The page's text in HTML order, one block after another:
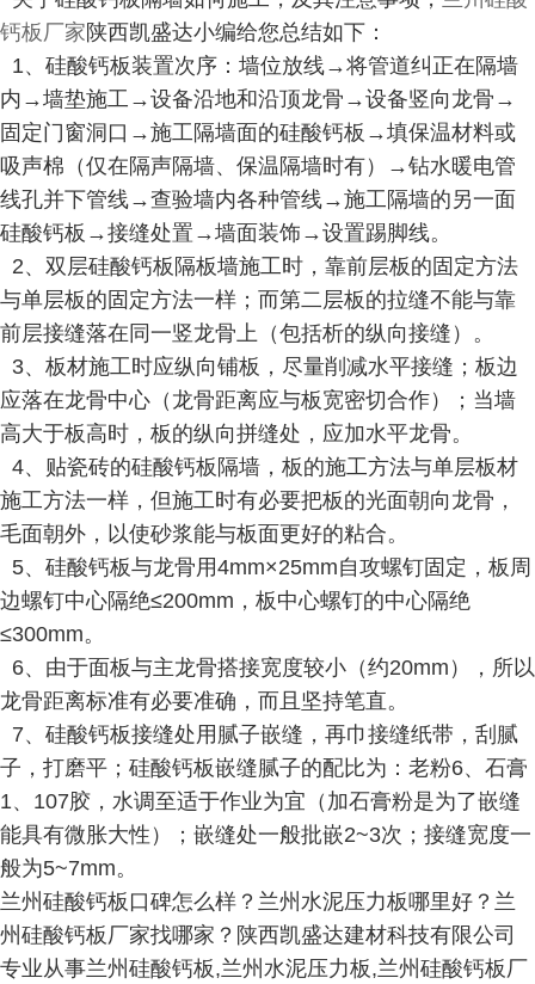
钙板厂家 陕西凯盛达小编给您总结如下：
1、硅酸钙板装置次序：墙位放线→将管道纠正在隔墙
内→墙垫施工→设备沿地和沿顶龙骨→设备竖向龙骨→
固定门窗洞口→施工隔墙面的硅酸钙板→填保温材料或
吸声棉（仅在隔声隔墙、保温隔墙时有）→钻水暖电管
线孔并下管线→查验墙内各种管线→施工隔墙的另一面
硅酸钙板→接缝处置→墙面装饰→设置踢脚线。
2、双层硅酸钙板隔板墙施工时，靠前层板的固定方法
与单层板的固定方法一样；而第二层板的拉缝不能与靠
前层接缝落在同一竖龙骨上（包括析的纵向接缝）。
3、板材施工时应纵向铺板，尽量削减水平接缝；板边
应落在龙骨中心（龙骨距离应与板宽密切合作）；当墙
高大于板高时，板的纵向拼缝处，应加水平龙骨。
4、贴瓷砖的硅酸钙板隔墙，板的施工方法与单层板材
施工方法一样，但施工时有必要把板的光面朝向龙骨，
毛面朝外，以使砂浆能与板面更好的粘合。
5、硅酸钙板与龙骨用4mm×25mm自攻螺钉固定，板周
边螺钉中心隔绝≤200mm，板中心螺钉的中心隔绝
≤300mm。
6、由于面板与主龙骨搭接宽度较小（约20mm），所以
龙骨距离标准有必要准确，而且坚持笔直。
7、硅酸钙板接缝处用腻子嵌缝，再巾接缝纸带，刮腻
子，打磨平；硅酸钙板嵌缝腻子的配比为：老粉6、石膏
1、107胶，水调至适于作业为宜（加石膏粉是为了嵌缝
能具有微胀大性）；嵌缝处一般批嵌2~3次；接缝宽度一
般为5~7mm。
兰州硅酸钙板口碑怎么样？兰州水泥压力板哪里好？兰
州硅酸钙板厂家找哪家？陕西凯盛达建材科技有限公司
专业从事兰州硅酸钙板,兰州水泥压力板,兰州硅酸钙板厂